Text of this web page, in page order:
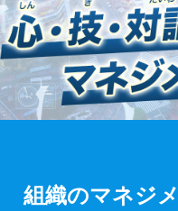
組織のマネジ